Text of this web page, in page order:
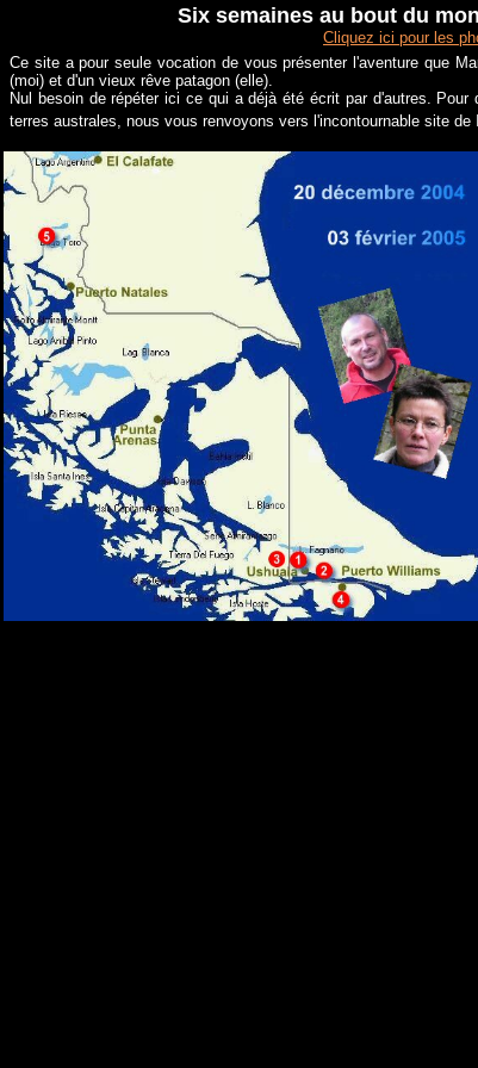
Six semaines au bout du
Cliquez ici pour les
Ce site a pour seule vocation de vous présenter l'aventure que
(moi) et d'un vieux rêve patagon (elle).
Nul besoin de répéter ici ce qui a déjà été écrit par d'autres.
terres australes, nous vous renvoyons vers l'incontournable site de